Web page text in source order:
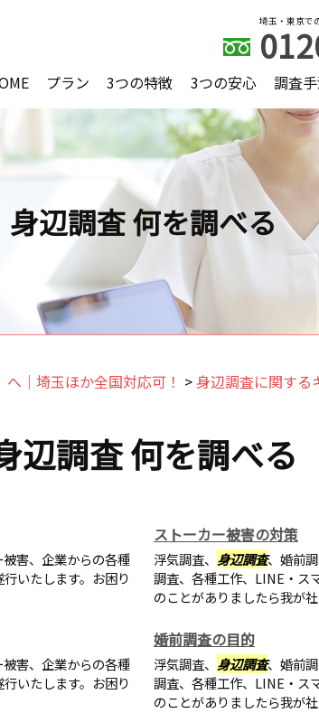
身辺調査 何を調べる
埼玉・東京で
プラン 3つの特徴 3つの安心 調査
｜埼玉ほか全国対応可！ > 身辺調査に関する
辺調査 何を調べる
害、企業からの各種
いたします。お困り
ストーカー被害の対策
浮気調査、 身辺調査、婚前
調査、各種工作、LINE・ス
のことがありましたら我が
害、企業からの各種
いたします。お困り
婚前調査の目的
浮気調査、 身辺調査、婚前
調査、各種工作、LINE・ス
のことがありましたら我が